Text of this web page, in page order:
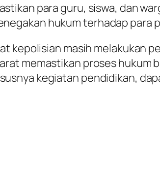
para guru, siswa, dan
hukum terhadap para
kepolisian masih melakukan
memastikan proses hukum
kegiatan pendidikan,